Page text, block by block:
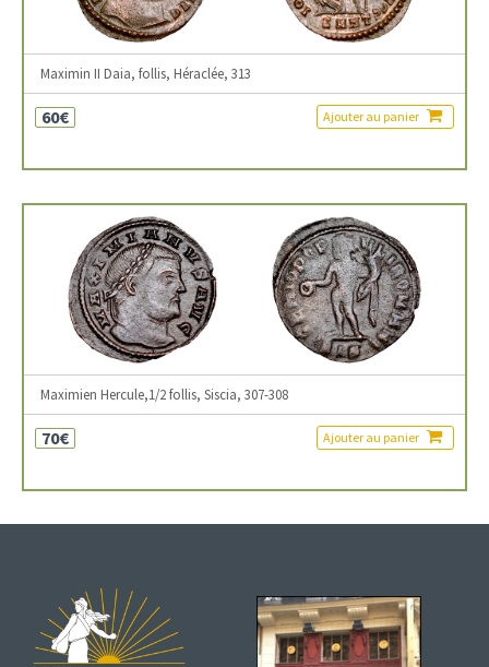
Maximin II Daia, follis, Héraclée, 313
60€ Ajouter au panier
Maximien Hercule,1/2 follis, Siscia, 307-308
70€ Ajouter au panier